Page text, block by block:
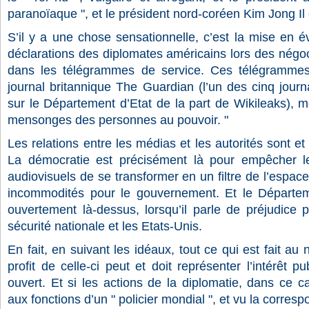
paranoïaque ", et le président nord-coréen Kim Jong
S’il y a une chose sensationnelle, c’est la mise en
déclarations des diplomates américains lors des
dans les télégrammes de service. Ces
journal britannique The Guardian (l’un des cinq
sur le Département d’Etat de la part de Wikileaks),
mensonges des personnes au pouvoir. "
Les relations entre les médias et les autorités sont
La démocratie est précisément là pour empêcher
audiovisuels de se transformer en un filtre de
incommodités pour le gouvernement. Et le
ouvertement là-dessus, lorsqu’il parle de préjudice
sécurité nationale et les Etats-Unis.
En fait, en suivant les idéaux, tout ce qui est fait au
profit de celle-ci peut et doit représenter l’intérêt
ouvert. Et si les actions de la diplomatie, dans ce
aux fonctions d’un " policier mondial ", et vu la